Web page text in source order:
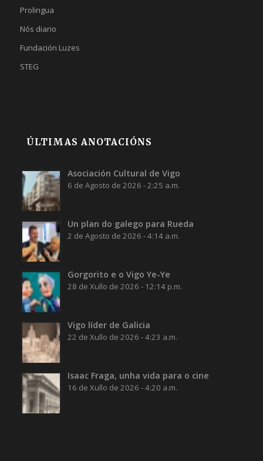
Prolingua
Nós diario
Fundación Luzes
STEG
ÚLTIMAS ANOTACIÓNS
Asociación Cultural de Vigo
6 de Agosto de 2026 - 2:25 a.m.
Un plan do galego para Rueda
2 de Agosto de 2026 - 4:14 a.m.
Gorgorito e o Vigo Ye-Ye
28 de Xullo de 2026 - 12:14 p.m.
Vigo líder de Galicia
22 de Xullo de 2026 - 4:23 a.m.
Isaac Fraga, unha vida para o cine
16 de Xullo de 2026 - 4:20 a.m.